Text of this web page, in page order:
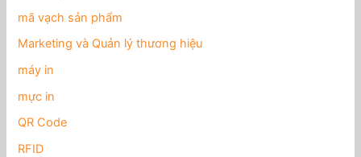
mã vạch sản phẩm
Marketing và Quản lý thương hiệu
máy in
mực in
QR Code
RFID